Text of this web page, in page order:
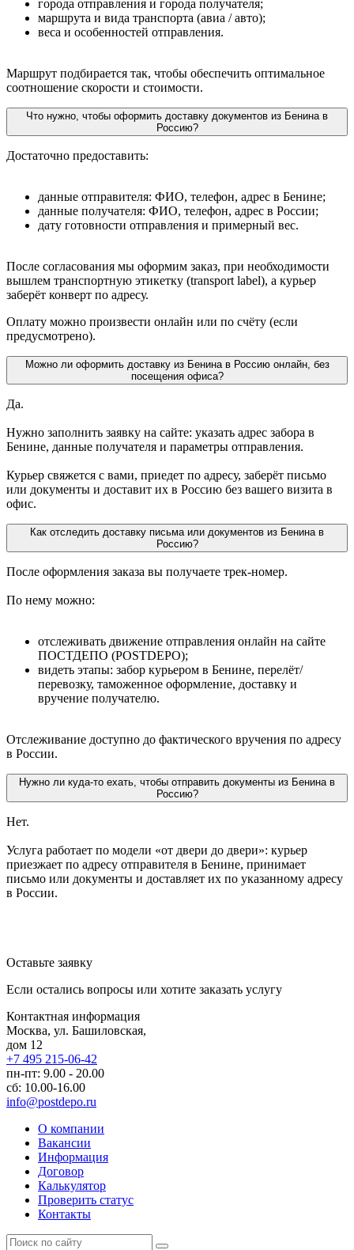
города отправления и города получателя;
маршрута и вида транспорта (авиа / авто);
веса и особенностей отправления.
Маршрут подбирается так, чтобы обеспечить оптимальное
соотношение скорости и стоимости.
Что нужно, чтобы оформить доставку документов из Бенина в
Россию?
Достаточно предоставить:
данные отправителя: ФИО, телефон, адрес в Бенине;
данные получателя: ФИО, телефон, адрес в России;
дату готовности отправления и примерный вес.
После согласования мы оформим заказ, при необходимости
вышлем транспортную этикетку (transport label), а курьер
заберёт конверт по адресу.
Оплату можно произвести онлайн или по счёту (если
предусмотрено).
Можно ли оформить доставку из Бенина в Россию онлайн, без
посещения офиса?
Да.
Нужно заполнить заявку на сайте: указать адрес забора в
Бенине, данные получателя и параметры отправления.
Курьер свяжется с вами, приедет по адресу, заберёт письмо
или документы и доставит их в Россию без вашего визита в
офис.
Как отследить доставку письма или документов из Бенина в
Россию?
После оформления заказа вы получаете трек-номер.
По нему можно:
отслеживать движение отправления онлайн на сайте
ПОСТДЕПО (POSTDEPO);
видеть этапы: забор курьером в Бенине, перелёт/
перевозку, таможенное оформление, доставку и
вручение получателю.
Отслеживание доступно до фактического вручения по адресу
в России.
Нужно ли куда-то ехать, чтобы отправить документы из Бенина в
Россию?
Нет.
Услуга работает по модели «от двери до двери»: курьер
приезжает по адресу отправителя в Бенине, принимает
письмо или документы и доставляет их по указанному адресу
в России.
Оставьте заявку
Если остались вопросы или хотите заказать услугу
Контактная информация
Москва, ул. Башиловская,
дом 12
+7 495 215-06-42
пн-пт: 9.00 - 20.00
сб: 10.00-16.00
info@postdepo.ru
О компании
Вакансии
Информация
Договор
Калькулятор
Проверить статус
Контакты